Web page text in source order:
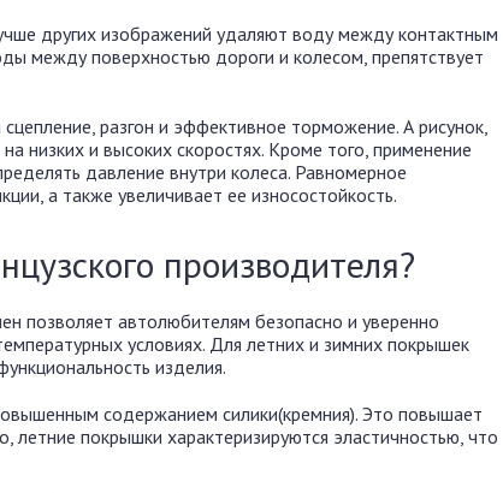
других изображений удаляют воду между контактным
между поверхностью дороги и колесом, препятствует
разгон и эффективное торможение. А рисунок,
низких и высоких скоростях. Кроме того, применение
давление внутри колеса. Равномерное
а также увеличивает ее износостойкость.
производителя?
позволяет автолюбителям безопасно и уверенно
условиях. Для летних и зимних покрышек
изделия.
содержанием силики(кремния). Это повышает
покрышки характеризируются эластичностью, что